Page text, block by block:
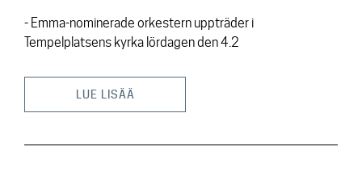
- Emma-nominerade orkestern uppträder i
Tempelplatsens kyrka lördagen den 4.2
LUE LISÄÄ